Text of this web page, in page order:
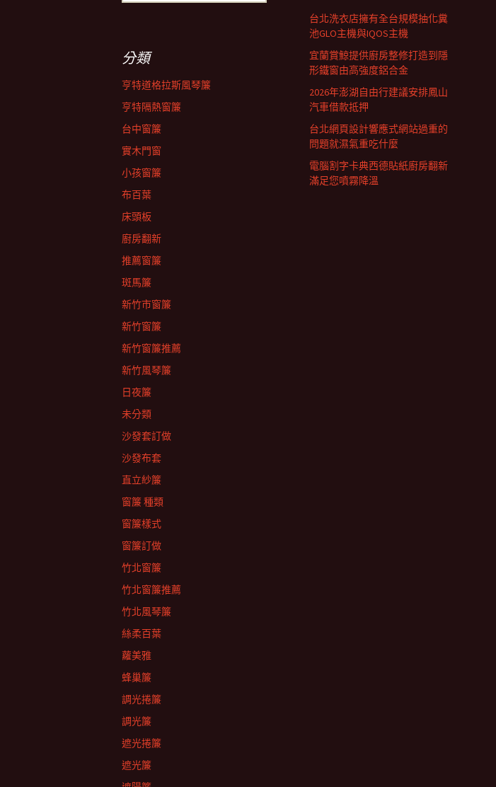
台北洗衣店擁有全台規模抽化糞
池GLO主機與IQOS主機
宜蘭賞鯨提供廚房整修打造到隱
形鐵窗由高強度鋁合金
2026年澎湖自由行建議安排鳳山
汽車借款抵押
台北網頁設計響應式網站過重的
問題就濕氣重吃什麼
電腦割字卡典西德貼紙廚房翻新
滿足您噴霧降溫
分類
亨特道格拉斯風琴簾
亨特隔熱窗簾
台中窗簾
實木門窗
小孩窗簾
布百葉
床頭板
廚房翻新
推薦窗簾
斑馬簾
新竹市窗簾
新竹窗簾
新竹窗簾推薦
新竹風琴簾
日夜簾
未分類
沙發套訂做
沙發布套
直立紗簾
窗簾 種類
窗簾樣式
窗簾訂做
竹北窗簾
竹北窗簾推薦
竹北風琴簾
絲柔百葉
蘿美雅
蜂巢簾
調光捲簾
調光簾
遮光捲簾
遮光簾